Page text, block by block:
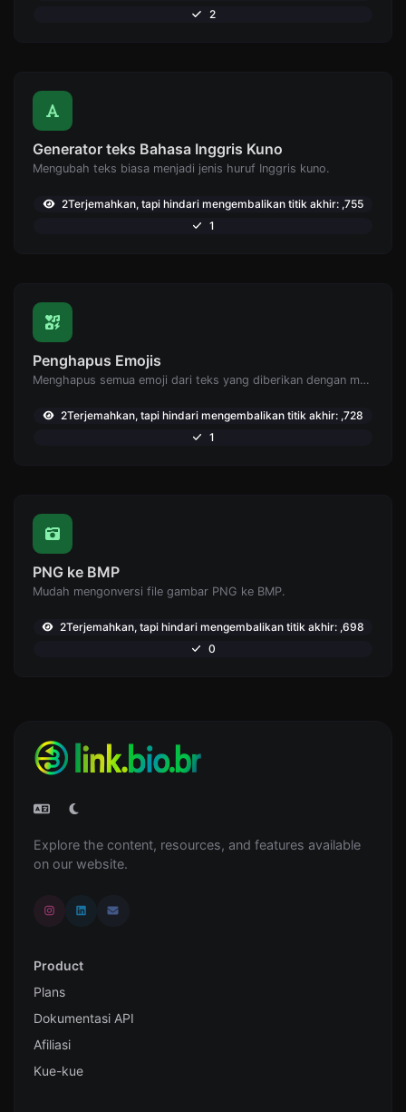
2
Generator teks Bahasa Inggris Kuno
Mengubah teks biasa menjadi jenis huruf Inggris kuno.
2Terjemahkan, tapi hindari mengembalikan titik akhir: ,755
1
Penghapus Emojis
Menghapus semua emoji dari teks yang diberikan dengan mudah.
2Terjemahkan, tapi hindari mengembalikan titik akhir: ,728
1
PNG ke BMP
Mudah mengonversi file gambar PNG ke BMP.
2Terjemahkan, tapi hindari mengembalikan titik akhir: ,698
0
Explore the content, resources, and features available
on our website.
Product
Plans
Dokumentasi API
Afiliasi
Kue-kue